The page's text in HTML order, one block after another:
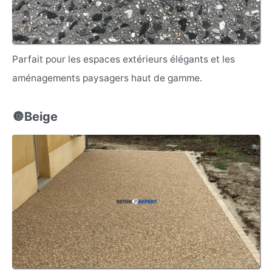
Parfait pour les espaces extérieurs élégants et les
aménagements paysagers haut de gamme.
🔘Beige